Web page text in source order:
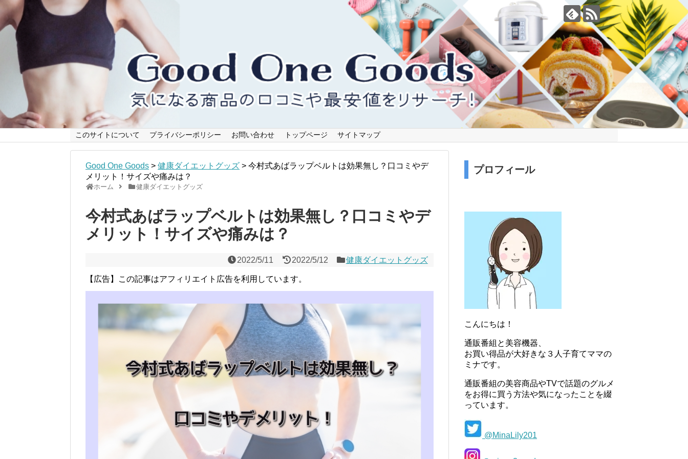
このサイトについて プライバシーポリシー お問い合わせ トップページ サイトマップ
Good One Goods > 健康ダイエットグッズ > 今村式あばラップベルトは効果無し？口コミやデ
メリット！サイズや痛みは？
ホーム 健康ダイエットグッズ
今村式あばラップベルトは効果無し？口コミやデ
メリット！サイズや痛みは？
2022/5/11 2022/5/12 健康ダイエットグッズ
【広告】この記事はアフィリエイト広告を利用しています。
プロフィール
こんにちは！
通販番組と美容機器、
お買い得品が大好きな３人子育てママの
ミナです。
通販番組の美容商品やTVで話題のグルメ
をお得に買う方法や気になったことを綴
っています。
@MinaLily201